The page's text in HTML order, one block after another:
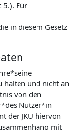
5.). Für
in diesem Gesetz
halten und nicht an
von den
Nutzer*in
der JKU hiervon
mit